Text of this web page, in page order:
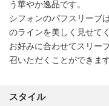
う華やか逸品です。
シフォンのパフスリーブ
のラインを美しく見せて
お好みに合わせてスリー
召いただくことができます
スタイル